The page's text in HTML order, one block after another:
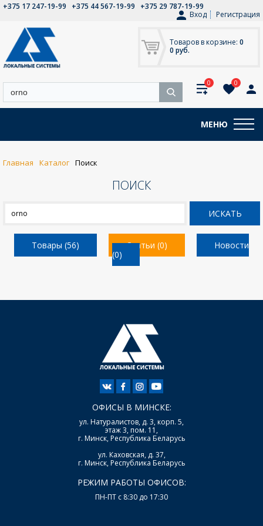
+375 17 247-19-99 +375 44 567-19-99
+375 29 787-19-99
Вход
Регистрация
Товаров в корзине: 0
0 руб.
0 0
МЕНЮ
Главная Каталог Поиск
ПОИСК
Товары (56) Статьи (0)
Новости
(0)
ОФИСЫ В МИНСКЕ:
ул. Натуралистов, д. 3, корп. 5,
этаж 3, пом. 11,
г. Минск, Республика Беларусь
ул. Каховская, д. 37,
г. Минск, Республика Беларусь
РЕЖИМ РАБОТЫ ОФИСОВ:
ПН-ПТ с 8:30 до 17:30